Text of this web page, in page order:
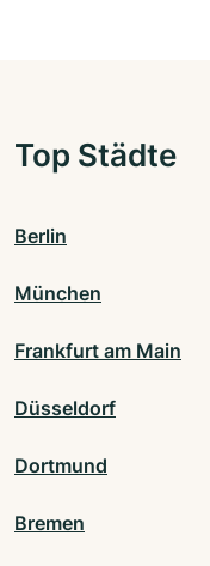
Top Städte
Berlin
München
Frankfurt am Main
Düsseldorf
Dortmund
Bremen